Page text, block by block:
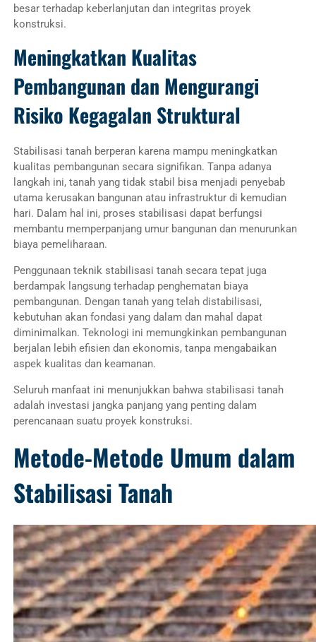
besar terhadap keberlanjutan dan integritas proyek
konstruksi.
Meningkatkan Kualitas
Pembangunan dan Mengurangi
Risiko Kegagalan Struktural
Stabilisasi tanah berperan karena mampu meningkatkan
kualitas pembangunan secara signifikan. Tanpa adanya
langkah ini, tanah yang tidak stabil bisa menjadi penyebab
utama kerusakan bangunan atau infrastruktur di kemudian
hari. Dalam hal ini, proses stabilisasi dapat berfungsi
membantu memperpanjang umur bangunan dan menurunkan
biaya pemeliharaan.
Penggunaan teknik stabilisasi tanah secara tepat juga
berdampak langsung terhadap penghematan biaya
pembangunan. Dengan tanah yang telah distabilisasi,
kebutuhan akan fondasi yang dalam dan mahal dapat
diminimalkan. Teknologi ini memungkinkan pembangunan
berjalan lebih efisien dan ekonomis, tanpa mengabaikan
aspek kualitas dan keamanan.
Seluruh manfaat ini menunjukkan bahwa stabilisasi tanah
adalah investasi jangka panjang yang penting dalam
perencanaan suatu proyek konstruksi.
Metode-Metode Umum dalam
Stabilisasi Tanah